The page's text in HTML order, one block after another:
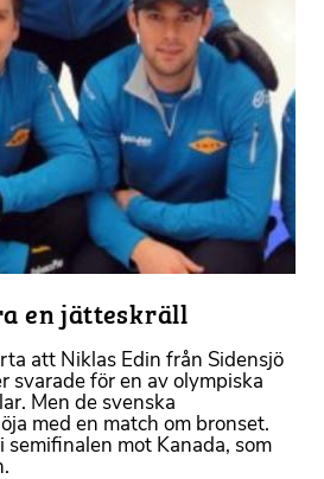
en jätteskräll
att Niklas Edin från Sidensjö
svarade för en av olympiska
Men de svenska
med en match om bronset.
mot Kanada, som